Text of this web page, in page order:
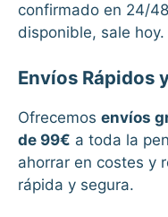
confirmado en 24/
disponible, sale hoy.
Envíos Rápidos
Ofrecemos envíos
de 99€ a toda la
ahorrar en costes y
rápida y segura.